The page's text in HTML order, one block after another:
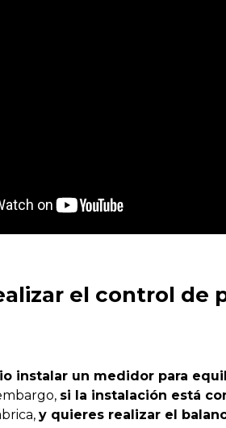
el control de
instalar un medidor para
si la instalación está
y quieres realizar el